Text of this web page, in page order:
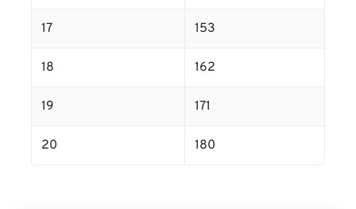
17 153
18 162
19 171
20 180